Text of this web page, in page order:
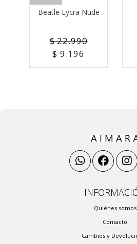
Beatle Lycra Nude
$ 22.990
$ 9.196
Quiénes somos
Contacto
Cambios y